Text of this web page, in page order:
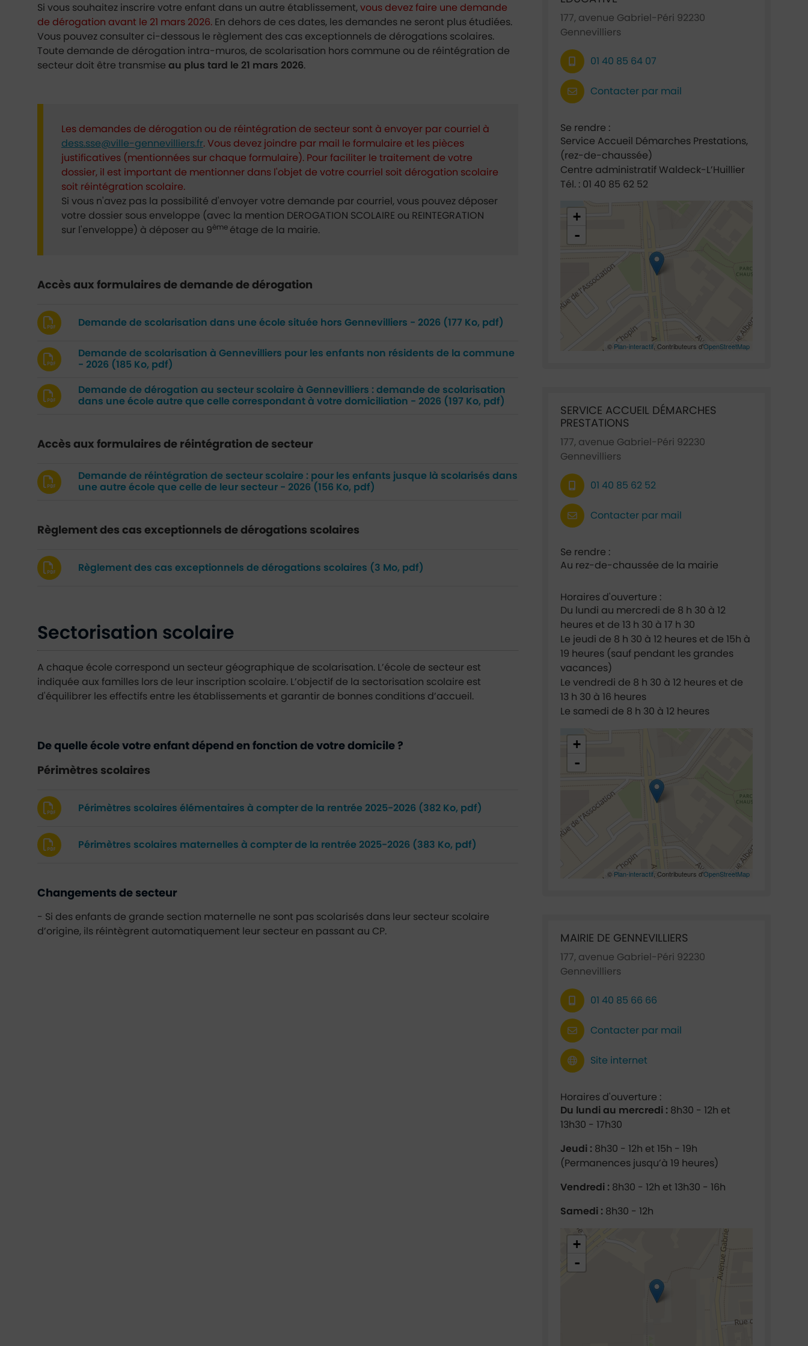
Si vous souhaitez inscrire votre enfant dans un autre établissement, vous devez faire une demande
de dérogation avant le 21 mars 2026. En dehors de ces dates, les demandes ne seront plus étudiées.
Vous pouvez consulter ci-dessous le règlement des cas exceptionnels de dérogations scolaires.
Toute demande de dérogation intra-muros, de scolarisation hors commune ou de réintégration de
secteur doit être transmise au plus tard le 21 mars 2026.
Les demandes de dérogation ou de réintégration de secteur sont à envoyer par courriel à
dess.sse@ville-gennevilliers.fr. Vous devez joindre par mail le formulaire et les pièces
justificatives (mentionnées sur chaque formulaire). Pour faciliter le traitement de votre
dossier, il est important de mentionner dans l'objet de votre courriel soit dérogation scolaire
soit réintégration scolaire.
Si vous n'avez pas la possibilité d'envoyer votre demande par courriel, vous pouvez déposer
votre dossier sous enveloppe (avec la mention DEROGATION SCOLAIRE ou REINTEGRATION
sur l'enveloppe) à déposer au 9ème étage de la mairie.
Accès aux formulaires de demande de dérogation
Demande de scolarisation dans une école située hors Gennevilliers - 2026 (177 Ko, pdf)
Demande de scolarisation à Gennevilliers pour les enfants non résidents de la commune
- 2026 (185 Ko, pdf)
Demande de dérogation au secteur scolaire à Gennevilliers : demande de scolarisation
dans une école autre que celle correspondant à votre domiciliation - 2026 (197 Ko, pdf)
Accès aux formulaires de réintégration de secteur
Demande de réintégration de secteur scolaire : pour les enfants jusque là scolarisés dans
une autre école que celle de leur secteur - 2026 (156 Ko, pdf)
Règlement des cas exceptionnels de dérogations scolaires
Règlement des cas exceptionnels de dérogations scolaires (3 Mo, pdf)
Sectorisation scolaire
A chaque école correspond un secteur géographique de scolarisation. L’école de secteur est
indiquée aux familles lors de leur inscription scolaire. L’objectif de la sectorisation scolaire est
d'équilibrer les effectifs entre les établissements et garantir de bonnes conditions d’accueil.
De quelle école votre enfant dépend en fonction de votre domicile ?
Périmètres scolaires
Périmètres scolaires élémentaires à compter de la rentrée 2025-2026 (382 Ko, pdf)
Périmètres scolaires maternelles à compter de la rentrée 2025-2026 (383 Ko, pdf)
Changements de secteur
- Si des enfants de grande section maternelle ne sont pas scolarisés dans leur secteur scolaire
d’origine, ils réintègrent automatiquement leur secteur en passant au CP.
177, avenue Gabriel-Péri 92230
Gennevilliers
01 40 85 64 07
Contacter par mail
Se rendre :
Service Accueil Démarches Prestations,
(rez-de-chaussée)
Centre administratif Waldeck-L’Huillier
Tél. : 01 40 85 62 52
48.921635,2.295022
+
-
© Plan-interactif , Contributeurs d'OpenStreetMap
SERVICE ACCUEIL DÉMARCHES
PRESTATIONS
177, avenue Gabriel-Péri 92230
Gennevilliers
01 40 85 62 52
Contacter par mail
Se rendre :
Au rez-de-chaussée de la mairie
Horaires d'ouverture :
Du lundi au mercredi de 8 h 30 à 12
heures et de 13 h 30 à 17 h 30
Le jeudi de 8 h 30 à 12 heures et de 15h à
19 heures (sauf pendant les grandes
vacances)
Le vendredi de 8 h 30 à 12 heures et de
13 h 30 à 16 heures
Le samedi de 8 h 30 à 12 heures
48.921635,2.295022
+
-
© Plan-interactif , Contributeurs d'OpenStreetMap
MAIRIE DE GENNEVILLIERS
177, avenue Gabriel-Péri 92230
Gennevilliers
01 40 85 66 66
Contacter par mail
Site internet
Horaires d'ouverture :
Du lundi au mercredi : 8h30 - 12h et
13h30 - 17h30
Jeudi : 8h30 - 12h et 15h - 19h
(Permanences jusqu’à 19 heures)
Vendredi : 8h30 - 12h et 13h30 - 16h
Samedi : 8h30 - 12h
48.925488,2.293332
+
-